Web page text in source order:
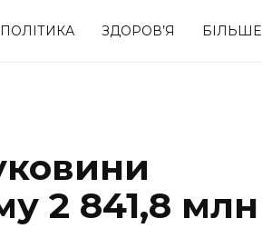
ПОЛІТИКА ЗДОРОВ’Я БІЛЬШЕ
2 841,8 млн